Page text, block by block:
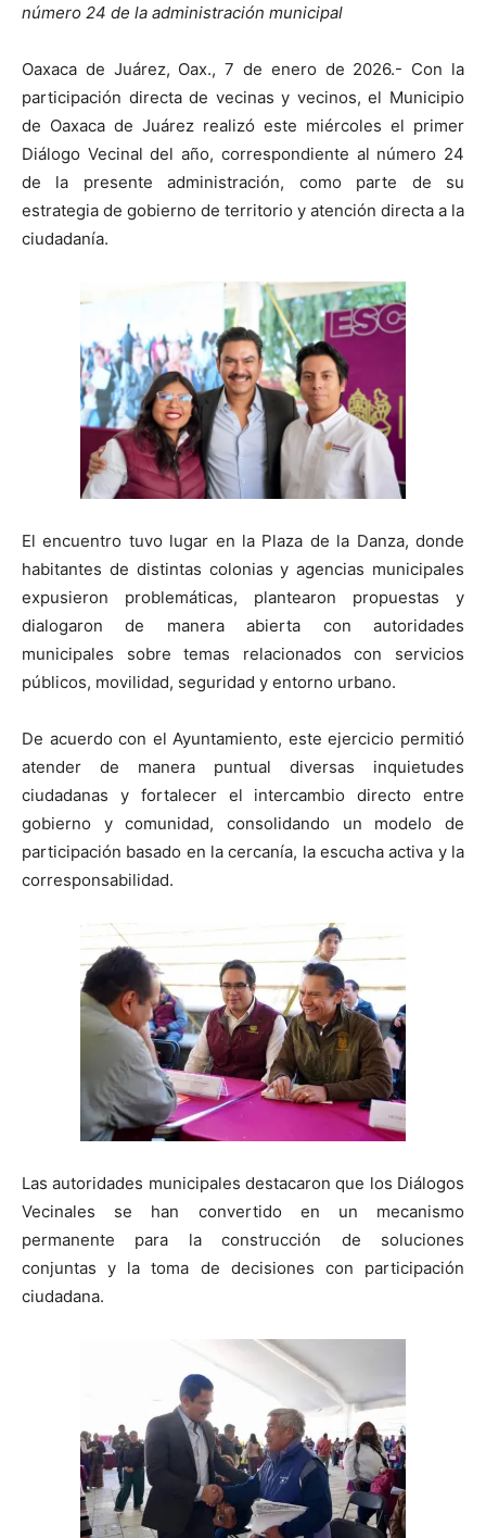
número 24 de la administración municipal
Oaxaca de Juárez, Oax., 7 de enero de 2026.- Con la
participación directa de vecinas y vecinos, el Municipio
de Oaxaca de Juárez realizó este miércoles el primer
Diálogo Vecinal del año, correspondiente al número 24
de la presente administración, como parte de su
estrategia de gobierno de territorio y atención directa a la
ciudadanía.
El encuentro tuvo lugar en la Plaza de la Danza, donde
habitantes de distintas colonias y agencias municipales
expusieron problemáticas, plantearon propuestas y
dialogaron de manera abierta con autoridades
municipales sobre temas relacionados con servicios
públicos, movilidad, seguridad y entorno urbano.
De acuerdo con el Ayuntamiento, este ejercicio permitió
atender de manera puntual diversas inquietudes
ciudadanas y fortalecer el intercambio directo entre
gobierno y comunidad, consolidando un modelo de
participación basado en la cercanía, la escucha activa y la
corresponsabilidad.
Las autoridades municipales destacaron que los Diálogos
Vecinales se han convertido en un mecanismo
permanente para la construcción de soluciones
conjuntas y la toma de decisiones con participación
ciudadana.